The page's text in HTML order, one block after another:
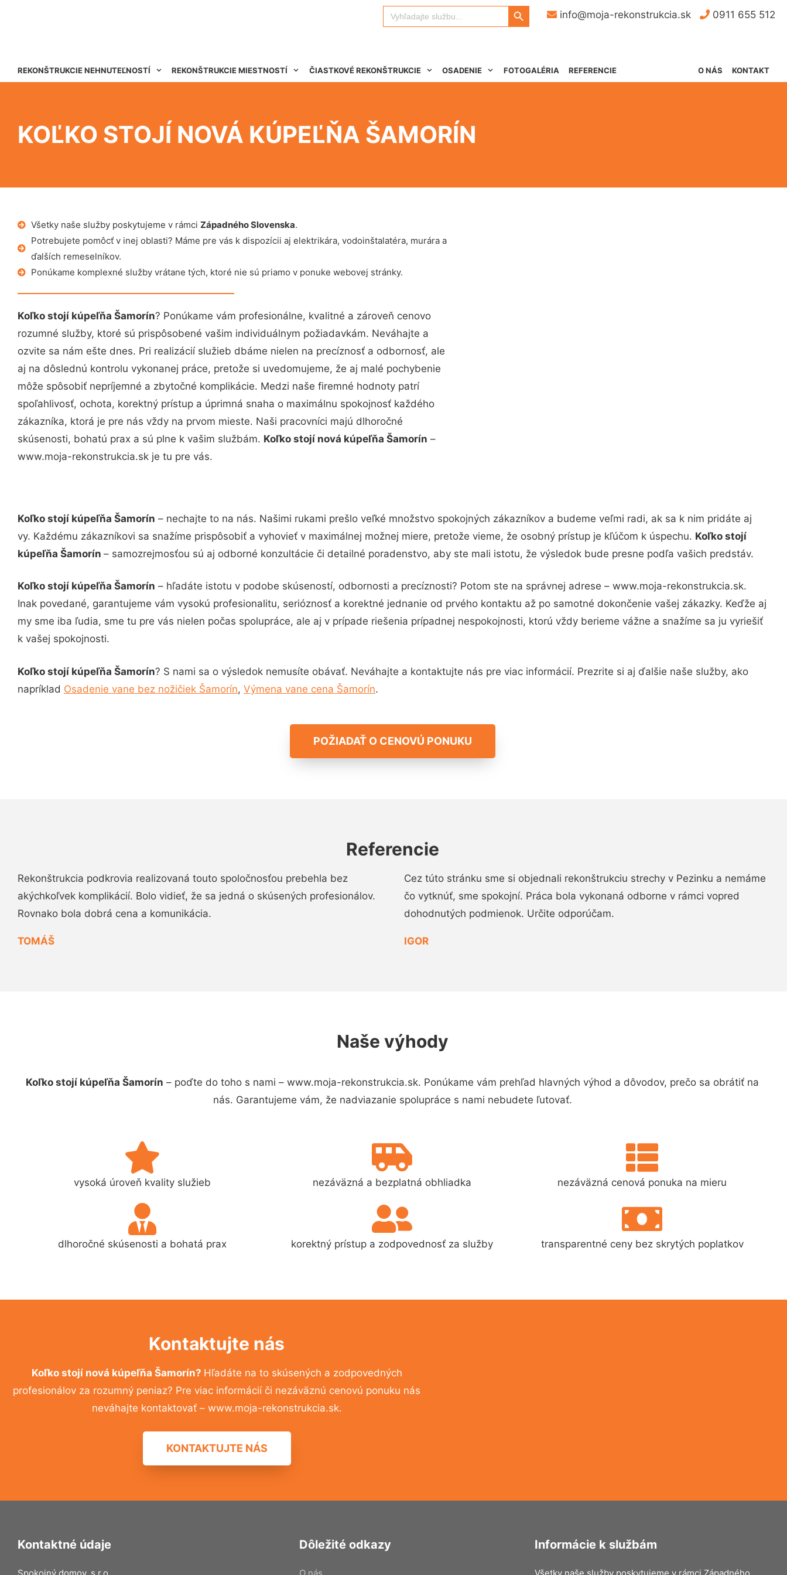
info@moja-rekonstrukcia.sk 0911 655 512
Search
for:
Search Button
REKONŠTRUKCIE NEHNUTEĽNOSTÍ REKONŠTRUKCIE MIESTNOSTÍ ČIASTKOVÉ REKONŠTRUKCIE OSADENIE FOTOGALÉRIA REFERENCIE KONTAKT
O NÁS
KOĽKO STOJÍ NOVÁ KÚPEĽŇA ŠAMORÍN
Všetky naše služby poskytujeme v rámci Západného Slovenska.
Potrebujete pomôcť v inej oblasti? Máme pre vás k dispozícii aj elektrikára, vodoinštalatéra, murára a
ďalších remeselníkov.
Ponúkame komplexné služby vrátane tých, ktoré nie sú priamo v ponuke webovej stránky.
Koľko stojí kúpeľňa Šamorín? Ponúkame vám profesionálne, kvalitné a zároveň cenovo
rozumné služby, ktoré sú prispôsobené vašim individuálnym požiadavkám. Neváhajte a
ozvite sa nám ešte dnes. Pri realizácií služieb dbáme nielen na precíznosť a odbornosť, ale
aj na dôslednú kontrolu vykonanej práce, pretože si uvedomujeme, že aj malé pochybenie
môže spôsobiť nepríjemné a zbytočné komplikácie. Medzi naše firemné hodnoty patrí
spoľahlivosť, ochota, korektný prístup a úprimná snaha o maximálnu spokojnosť každého
zákazníka, ktorá je pre nás vždy na prvom mieste. Naši pracovníci majú dlhoročné
skúsenosti, bohatú prax a sú plne k vašim službám. Koľko stojí nová kúpeľňa Šamorín –
www.moja-rekonstrukcia.sk je tu pre vás.
Koľko stojí kúpeľňa Šamorín – nechajte to na nás. Našimi rukami prešlo veľké množstvo spokojných zákazníkov a budeme veľmi radi, ak sa k nim pridáte aj
vy. Každému zákazníkovi sa snažíme prispôsobiť a vyhovieť v maximálnej možnej miere, pretože vieme, že osobný prístup je kľúčom k úspechu. Koľko stojí
kúpeľňa Šamorín – samozrejmosťou sú aj odborné konzultácie či detailné poradenstvo, aby ste mali istotu, že výsledok bude presne podľa vašich predstáv.
Koľko stojí kúpeľňa Šamorín – hľadáte istotu v podobe skúseností, odbornosti a precíznosti? Potom ste na správnej adrese – www.moja-rekonstrukcia.sk.
Inak povedané, garantujeme vám vysokú profesionalitu, serióznosť a korektné jednanie od prvého kontaktu až po samotné dokončenie vašej zákazky. Keďže aj
my sme iba ľudia, sme tu pre vás nielen počas spolupráce, ale aj v prípade riešenia prípadnej nespokojnosti, ktorú vždy berieme vážne a snažíme sa ju vyriešiť
k vašej spokojnosti.
Koľko stojí kúpeľňa Šamorín? S nami sa o výsledok nemusíte obávať. Neváhajte a kontaktujte nás pre viac informácií. Prezrite si aj ďalšie naše služby, ako
napríklad Osadenie vane bez nožičiek Šamorín, Výmena vane cena Šamorín.
POŽIADAŤ O CENOVÚ PONUKU
Referencie
Rekonštrukcia podkrovia realizovaná touto spoločnosťou prebehla bez
akýchkoľvek komplikácií. Bolo vidieť, že sa jedná o skúsených profesionálov.
Rovnako bola dobrá cena a komunikácia.
TOMÁŠ
Cez túto stránku sme si objednali rekonštrukciu strechy v Pezinku a nemáme
čo vytknúť, sme spokojní. Práca bola vykonaná odborne v rámci vopred
dohodnutých podmienok. Určite odporúčam.
IGOR
Naše výhody
Koľko stojí kúpeľňa Šamorín – poďte do toho s nami – www.moja-rekonstrukcia.sk. Ponúkame vám prehľad hlavných výhod a dôvodov, prečo sa obrátiť na
nás. Garantujeme vám, že nadviazanie spolupráce s nami nebudete ľutovať.
vysoká úroveň kvality služieb nezáväzná a bezplatná obhliadka nezáväzná cenová ponuka na mieru
dlhoročné skúsenosti a bohatá prax korektný prístup a zodpovednosť za služby transparentné ceny bez skrytých poplatkov
Kontaktujte nás
Koľko stojí nová kúpeľňa Šamorín? Hľadáte na to skúsených a zodpovedných
profesionálov za rozumný peniaz? Pre viac informácií či nezáväznú cenovú ponuku nás
neváhajte kontaktovať – www.moja-rekonstrukcia.sk.
KONTAKTUJTE NÁS
Kontaktné údaje Dôležité odkazy Informácie k službám